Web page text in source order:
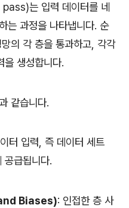
는 입력 데이터를 네
는 과정을 나타냅니다. 순
의 각 층을 통과하고, 각각
을 생성합니다.
같습니다.
터 입력, 즉 데이터 세트
공급됩니다.
Biases): 인접한 층 사